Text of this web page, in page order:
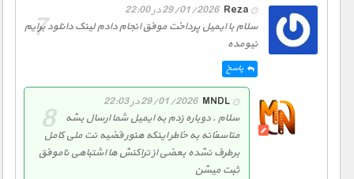
Reza 29/01/2026 در 22:00
سلام با ایمیل پرداخت موفق انجام دادم لینک دانلود برایم
نیومده
پاسخ
MNDL 29/01/2026 در 22:03
سلام . دوباره زدم به ایمیل شما ارسال بشه
متاسفانه به خاطر اینکه هنور قضیه نت ملی کامل
برطرف نشده بعضی از تراکنش ها اشتباهی ناموفق
ثبت میشن